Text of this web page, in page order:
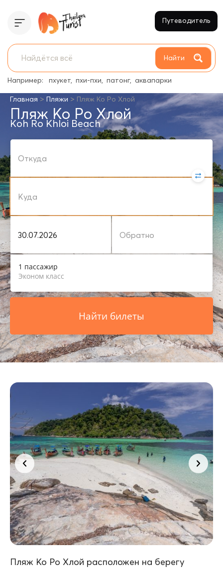
Найти
Например: пхукет пхи-пхи патонг аквапарки
Путеводитель
Главная > Пляжи > Пляж Ко Ро Хлой
Пляж Ко Ро Хлой
Koh Ro Khloi Beach
1 пассажир
Эконом класс
Найти билеты
Пляж Ко Ро Хлой расположен на берегу